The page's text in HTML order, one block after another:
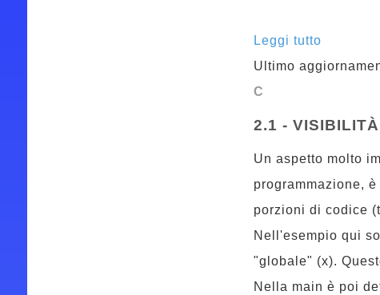
Leggi tutto
Ultimo
C
2.1 - VISIBILITÀ
Un aspetto molto
programmazione,
porzioni di codice
Nell'esempio qui
"globale" (x).
Nella main è poi